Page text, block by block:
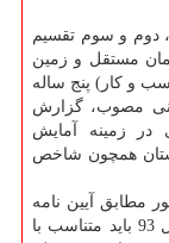
دوم و سوم تقسیم
مستقل و زمین
و كار) پنج ساله
مصوب، گزارش
در زمینه آمایش
همچون شاخص
مطابق آیین نامه
سازماندهی و تشكیلات مصوب هیات امنا در سال 93 باید متناسب با